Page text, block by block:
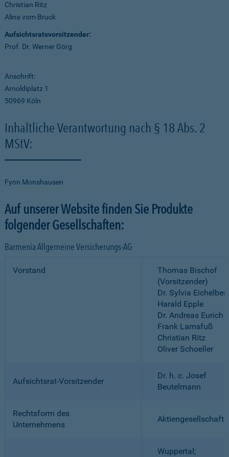
Christian Ritz
Alina vom Bruck
Aufsichtsratsvorsitzender:
Prof. Dr. Werner Görg
Anschrift:
Arnoldiplatz 1
50969 Köln
Inhaltliche Verantwortung nach § 18 Abs. 2
MStV:
Fynn Monshausen
Auf unserer Website finden Sie Produkte
folgender Gesellschaften:
Barmenia Allgemeine Versicherungs-AG
Vorstand
Thomas Bischof
(Vorsitzender)
Dr. Sylvia
Harald Epple
Dr. Andreas Eurich
Frank Lamsfuß
Christian Ritz
Oliver Schoeller
Aufsichtsrat-Vorsitzender
Dr. h. c. Josef
Beutelmann
Rechtsform des
Unternehmens
Aktiengesellschaft
Wuppertal;